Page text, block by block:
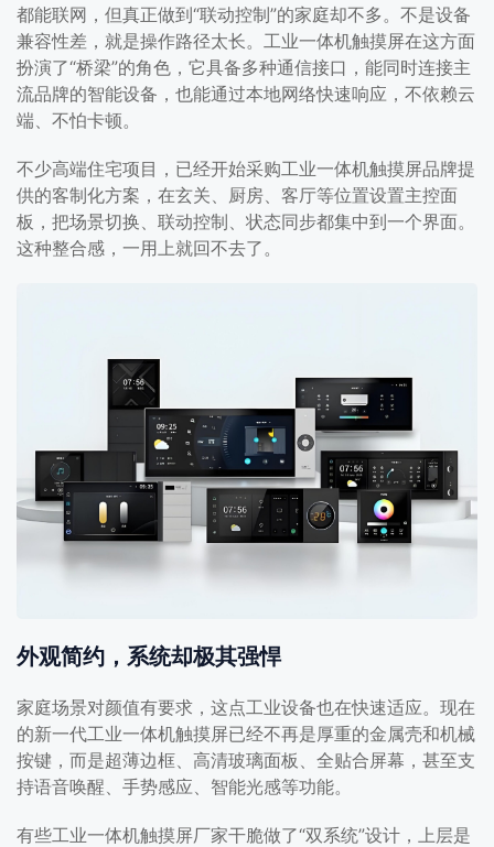
都能联网，但真正做到“联动控制”的家庭却不多。不是设备
兼容性差，就是操作路径太长。工业一体机触摸屏在这方面
扮演了“桥梁”的角色，它具备多种通信接口，能同时连接主
流品牌的智能设备，也能通过本地网络快速响应，不依赖云
端、不怕卡顿。
不少高端住宅项目，已经开始采购工业一体机触摸屏品牌提
供的客制化方案，在玄关、厨房、客厅等位置设置主控面
板，把场景切换、联动控制、状态同步都集中到一个界面。
这种整合感，一用上就回不去了。
外观简约，系统却极其强悍
家庭场景对颜值有要求，这点工业设备也在快速适应。现在
的新一代工业一体机触摸屏已经不再是厚重的金属壳和机械
按键，而是超薄边框、高清玻璃面板、全贴合屏幕，甚至支
持语音唤醒、手势感应、智能光感等功能。
有些工业一体机触摸屏厂家干脆做了“双系统”设计，上层是